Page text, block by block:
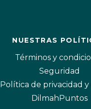
NUESTRAS
Términos y
Seguridad
Política de privacidad y
DilmahPuntos